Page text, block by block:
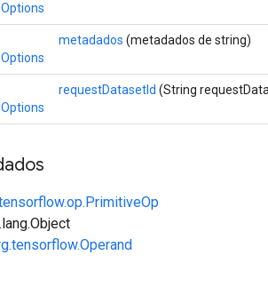
metadados (metadados de string)
requestDatasetId (String